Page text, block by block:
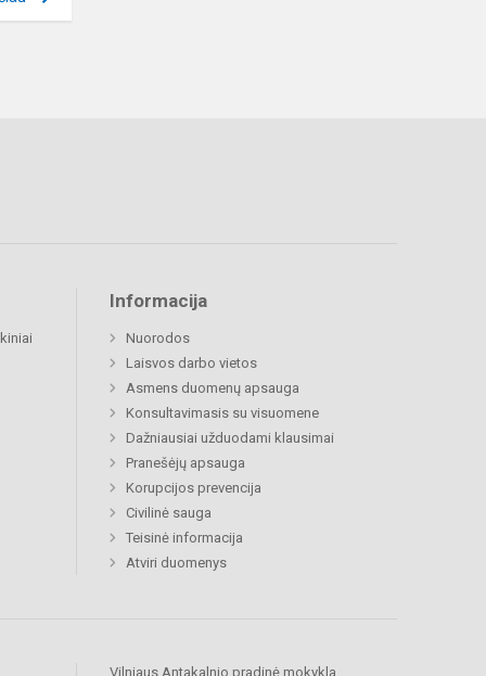
Informacija
Nuorodos
Laisvos darbo vietos
Asmens duomenų apsauga
Konsultavimasis su visuomene
Dažniausiai užduodami klausimai
Pranešėjų apsauga
Korupcijos prevencija
Civilinė sauga
Teisinė informacija
Atviri duomenys
Vilniaus Antakalnio pradinė mokykla